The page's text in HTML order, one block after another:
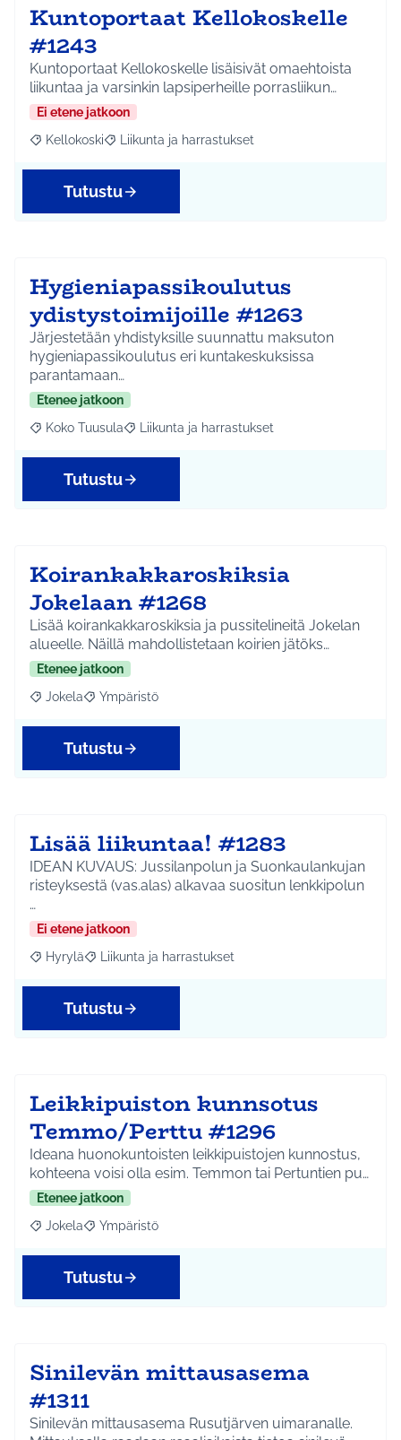
Kuntoportaat Kellokoskelle
#1243
Kuntoportaat Kellokoskelle lisäisivät omaehtoista
liikuntaa ja varsinkin lapsiperheille porrasliikun…
Ei etene jatkoon
Rajaa tulokset aihepiirin mukaan: Kellokoski
Kellokoski Rajaa tulokset teeman mukaan: Liikunta ja
Liikunta ja harrastukset
Tutustu
Hygieniapassikoulutus
ydistystoimijoille #1263
Järjestetään yhdistyksille suunnattu maksuton
hygieniapassikoulutus eri kuntakeskuksissa
parantamaan…
Etenee jatkoon
Rajaa tulokset aihepiirin mukaan: Koko Tuusula
Koko Tuusula Rajaa tulokset teeman mukaan: Liikunta ja
Liikunta ja harrastukset
Tutustu
Koirankakkaroskiksia
Jokelaan #1268
Lisää koirankakkaroskiksia ja pussitelineitä Jokelan
alueelle. Näillä mahdollistetaan koirien jätöks…
Etenee jatkoon
Rajaa tulokset aihepiirin mukaan: Jokela
Jokela Rajaa tulokset teeman mukaan: Ympäristö
Ympäristö
Tutustu
Lisää liikuntaa! #1283
IDEAN KUVAUS: Jussilanpolun ja Suonkaulankujan
risteyksestä (vas.alas) alkavaa suositun lenkkipolun
…
Ei etene jatkoon
Rajaa tulokset aihepiirin mukaan: Hyrylä
Hyrylä Rajaa tulokset teeman mukaan: Liikunta ja
Liikunta ja harrastukset
Tutustu
Leikkipuiston kunnsotus
Temmo/Perttu #1296
Ideana huonokuntoisten leikkipuistojen kunnostus,
kohteena voisi olla esim. Temmon tai Pertuntien pu…
Etenee jatkoon
Rajaa tulokset aihepiirin mukaan: Jokela
Jokela Rajaa tulokset teeman mukaan: Ympäristö
Ympäristö
Tutustu
Sinilevän mittausasema
#1311
Sinilevän mittausasema Rusutjärven uimaranalle.